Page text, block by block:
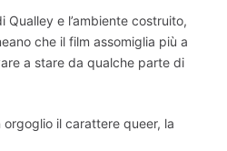
e l’ambiente costruito,
che il film assomiglia più a
a stare da qualche parte di
il carattere queer, la